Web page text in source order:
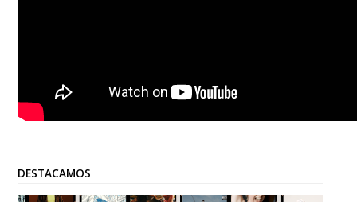
DESTACAMOS